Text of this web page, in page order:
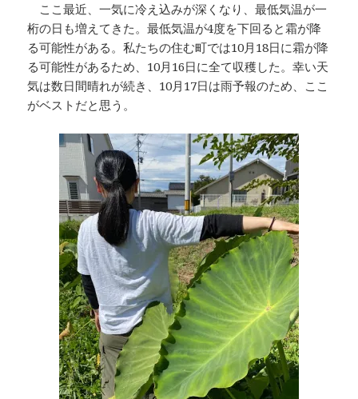
ここ最近、一気に冷え込みが深くなり、最低気温が一
桁の日も増えてきた。最低気温が4度を下回ると霜が降
る可能性がある。私たちの住む町では10月18日に霜が降
る可能性があるため、10月16日に全て収穫した。幸い天
気は数日間晴れが続き、10月17日は雨予報のため、ここ
がベストだと思う。